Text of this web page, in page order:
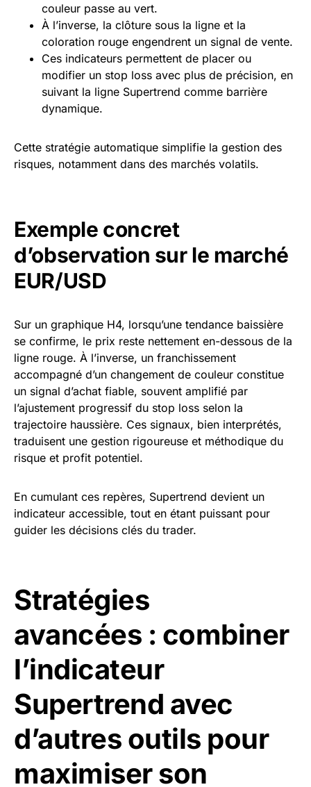
couleur passe au vert.
À l’inverse, la clôture sous la ligne et la
coloration rouge engendrent un signal de vente.
Ces indicateurs permettent de placer ou
modifier un stop loss avec plus de précision, en
suivant la ligne Supertrend comme barrière
dynamique.
Cette stratégie automatique simplifie la gestion des
risques, notamment dans des marchés volatils.
Exemple concret
d’observation sur le marché
EUR/USD
Sur un graphique H4, lorsqu’une tendance baissière
se confirme, le prix reste nettement en-dessous de la
ligne rouge. À l’inverse, un franchissement
accompagné d’un changement de couleur constitue
un signal d’achat fiable, souvent amplifié par
l’ajustement progressif du stop loss selon la
trajectoire haussière. Ces signaux, bien interprétés,
traduisent une gestion rigoureuse et méthodique du
risque et profit potentiel.
En cumulant ces repères, Supertrend devient un
indicateur accessible, tout en étant puissant pour
guider les décisions clés du trader.
Stratégies
avancées : combiner
l’indicateur
Supertrend avec
d’autres outils pour
maximiser son